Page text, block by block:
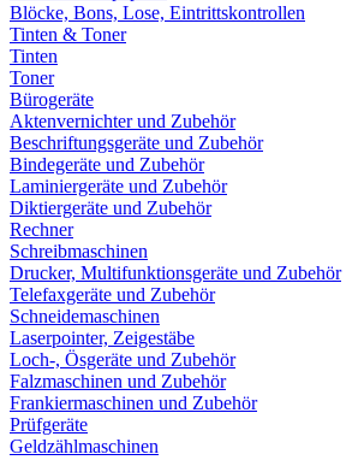
Blöcke, Bons, Lose, Eintrittskontrollen
Tinten & Toner
Tinten
Toner
Bürogeräte
Aktenvernichter und Zubehör
Beschriftungsgeräte und Zubehör
Bindegeräte und Zubehör
Laminiergeräte und Zubehör
Diktiergeräte und Zubehör
Rechner
Schreibmaschinen
Drucker, Multifunktionsgeräte und Zubehör
Telefaxgeräte und Zubehör
Schneidemaschinen
Laserpointer, Zeigestäbe
Loch-, Ösgeräte und Zubehör
Falzmaschinen und Zubehör
Frankiermaschinen und Zubehör
Prüfgeräte
Geldzählmaschinen